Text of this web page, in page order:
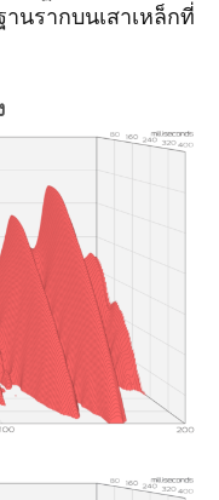
นรากบนเสาเหล็กที่